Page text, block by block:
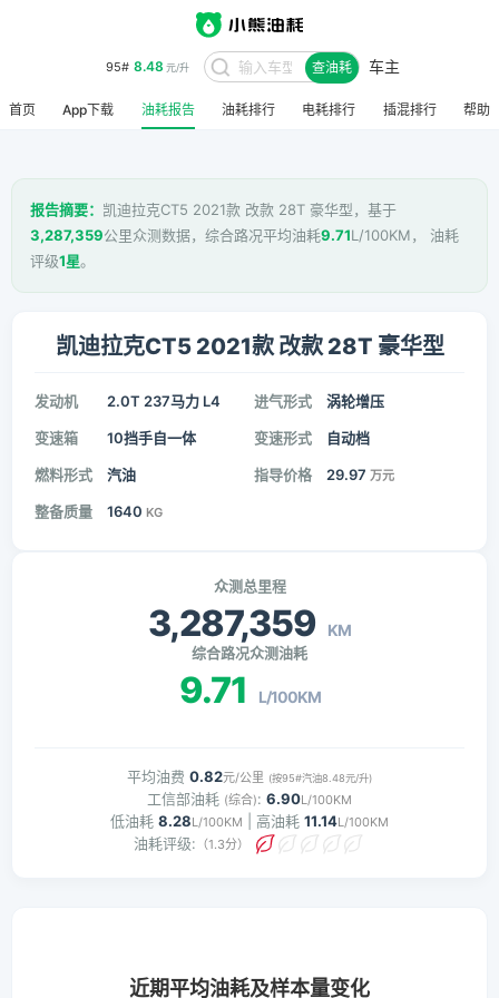
95# 8.48 元/升 查油耗 车主
首页 App下载 油耗报告 油耗排行 电耗排行 插混排行 帮助
报告摘要： 凯迪拉克CT5 2021款 改款 28T 豪华型，基于
3,287,359公里众测数据，综合路况平均油耗9.71L/100KM， 油耗
评级1星。
凯迪拉克CT5 2021款 改款 28T 豪华型
发动机 2.0T 237马力 L4 进气形式 涡轮增压
变速箱 10挡手自一体 变速形式 自动档
燃料形式 汽油 指导价格 29.97 万元
整备质量 1640 KG
众测总里程
3,287,359 KM
综合路况众测油耗
9.71 L/100KM
平均油费 0.82元/公里 (按95#汽油8.48元/升)
工信部油耗 (综合): 6.90L/100KM
低油耗 8.28L/100KM | 高油耗 11.14L/100KM
油耗评级: （1.3分）